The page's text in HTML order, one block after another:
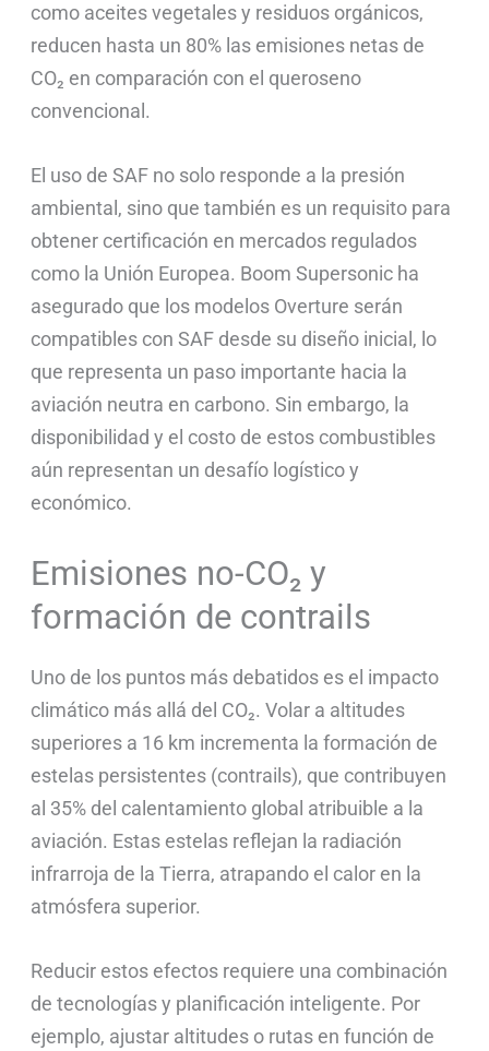
como aceites vegetales y residuos orgánicos,
reducen hasta un 80% las emisiones netas de
CO₂ en comparación con el queroseno
convencional.
El uso de SAF no solo responde a la presión
ambiental, sino que también es un requisito para
obtener certificación en mercados regulados
como la Unión Europea. Boom Supersonic ha
asegurado que los modelos Overture serán
compatibles con SAF desde su diseño inicial, lo
que representa un paso importante hacia la
aviación neutra en carbono. Sin embargo, la
disponibilidad y el costo de estos combustibles
aún representan un desafío logístico y
económico.
Emisiones no-CO₂ y
formación de contrails
Uno de los puntos más debatidos es el impacto
climático más allá del CO₂. Volar a altitudes
superiores a 16 km incrementa la formación de
estelas persistentes (contrails), que contribuyen
al 35% del calentamiento global atribuible a la
aviación. Estas estelas reflejan la radiación
infrarroja de la Tierra, atrapando el calor en la
atmósfera superior.
Reducir estos efectos requiere una combinación
de tecnologías y planificación inteligente. Por
ejemplo, ajustar altitudes o rutas en función de